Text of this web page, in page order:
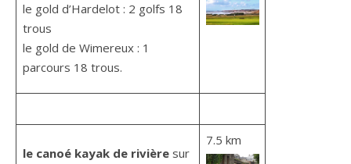
le gold d’Hardelot : 2 golfs 18
trous
le gold de Wimereux : 1
parcours 18 trous.
le canoé kayak de rivièresur
7.5 km